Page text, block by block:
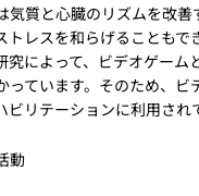
気質と心臓のリズムを改善
トレスを和らげることもで
究によって、ビデオゲーム
っています。そのため、ビ
リテーションに利用され
動